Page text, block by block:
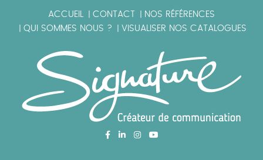
ACCUEIL CONTACT NOS RÉFÉRENCES
QUI SOMMES NOUS ? VISUALISER NOS CATALOGUES